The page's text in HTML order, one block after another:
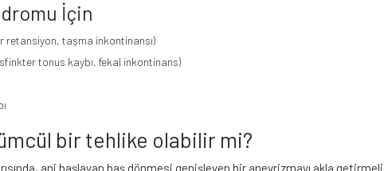
İçin
retansiyon, taşma inkontinansı)
tonus kaybı, fekal inkontinans)
bir tehlike olabilir mi?
ani başlayan baş dönmesi genişleyen bir anevrizmayı akla